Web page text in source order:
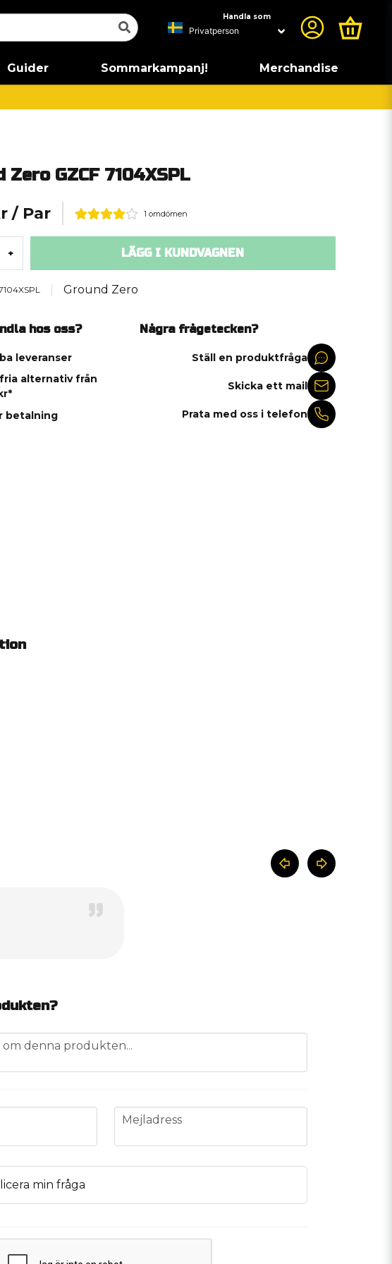
Handla som
Guider Sommarkampanj! Merchandise
Zero GZCF 7104XSPL
/ Par 1 omdömen
+ LÄGG I KUNDVAGNEN
Ground Zero
hos oss?
leveranser
alternativ från
betalning
Några frågetecken?
Ställ en produktfråga
Skicka ett mail
Prata med oss i telefon
om denna produkten...
email
Mejladress
min fråga